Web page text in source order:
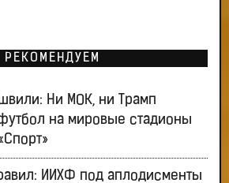
РЕКОМЕНДУЕМ
Ни МОК, ни Трамп
на мировые стадионы
ИИХФ под аплодисменты